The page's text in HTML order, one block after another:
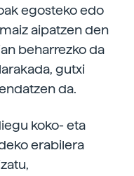
egosteko edo
aipatzen den
beharrezko da
gutxi
da.
koko- eta
erabilera